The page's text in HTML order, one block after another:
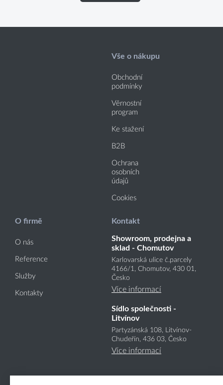
Vše o nákupu
Obchodní
podmínky
Věrnostní
program
Ke stažení
B2B
Ochrana
osobních
údajů
Cookies
O firmě
O nás
Reference
Služby
Kontakty
Kontakt
Showroom, prodejna a
sklad - Chomutov
Karlovarská ulice č.parcely
4166/1, Chomutov, 430 01,
Česko
Více informací
Sídlo společnosti -
Litvínov
Partyzánská 108, Litvínov-
Chudeřín, 436 03, Česko
Více informací